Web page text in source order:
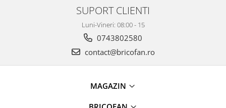
Prelungitoare & cabluri electrice
SUPORT CLIENTI
Luni-Vineri: 08:00 - 15
0743802580
contact@bricofan.ro
MAGAZIN